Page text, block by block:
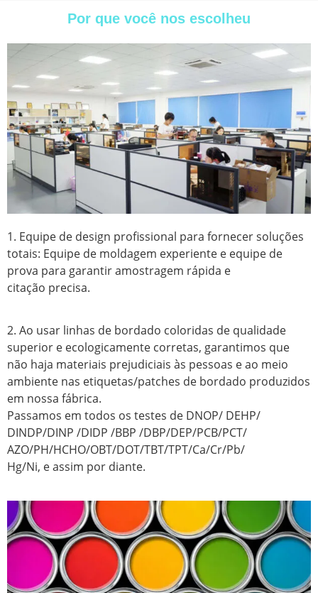
Por que você nos escolheu
1. Equipe de design profissional para fornecer soluções
totais: Equipe de moldagem experiente e equipe de
prova para garantir amostragem rápida e
citação precisa.
2. Ao usar linhas de bordado coloridas de qualidade
superior e ecologicamente corretas, garantimos que
não haja materiais prejudiciais às pessoas e ao meio
ambiente nas etiquetas/patches de bordado produzidos
em nossa fábrica.
Passamos em todos os testes de DNOP/ DEHP/
DINDP/DINP /DIDP /BBP /DBP/DEP/PCB/PCT/
AZO/PH/HCHO/OBT/DOT/TBT/TPT/Ca/Cr/Pb/
Hg/Ni, e assim por diante.